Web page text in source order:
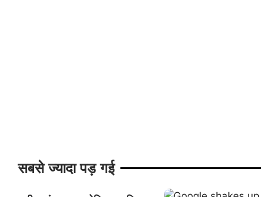
सबसे ज्यादा पड़ गई